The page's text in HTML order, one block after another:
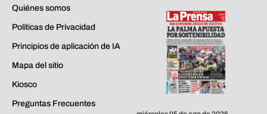
Quiénes somos
Políticas de Privacidad
Principios de aplicación de IA
Mapa del sitio
Kiosco
Preguntas Frecuentes